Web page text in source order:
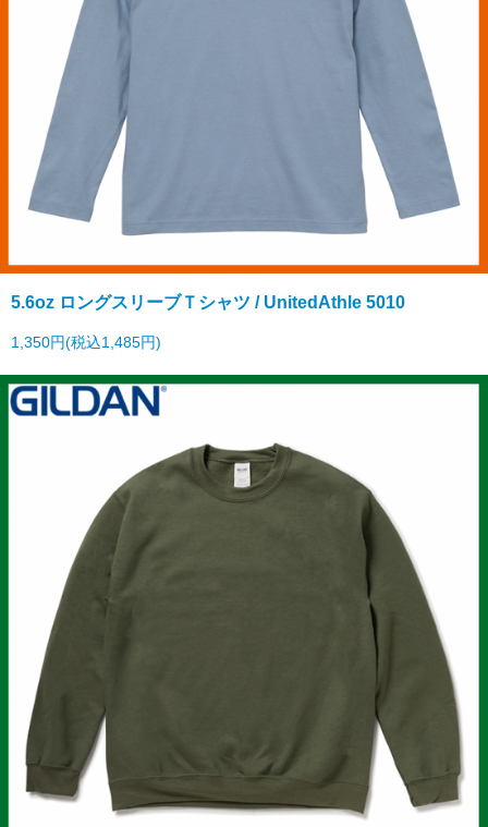
5.6oz ロングスリーブＴシャツ / UnitedAthle 5010
1,350円(税込1,485円)